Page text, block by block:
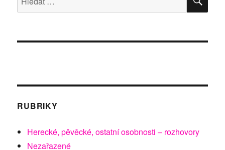
RUBRIKY
Herecké, pěvěcké, ostatní osobnosti – rozhovory
Nezařazené